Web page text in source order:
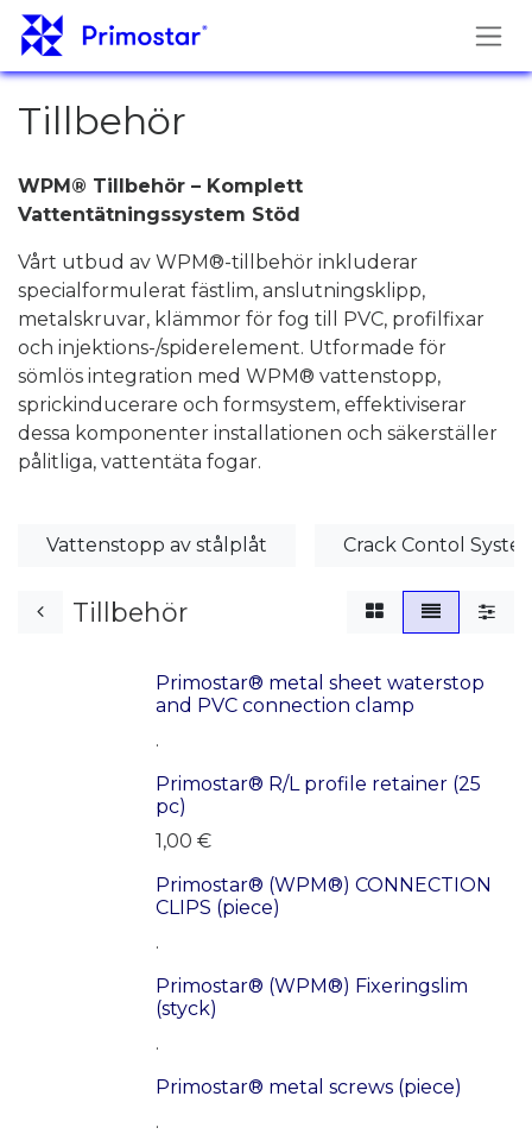
Hoppa till innehåll
Tillbehör
WPM® Tillbehör – Komplett
Vattentätningssystem Stöd
Vårt utbud av WPM®-tillbehör inkluderar
specialformulerat fästlim, anslutningsklipp,
metalskruvar, klämmor för fog till PVC, profilfixar
och injektions-/spiderelement. Utformade för
sömlös integration med WPM® vattenstopp,
sprickinducerare och formsystem, effektiviserar
dessa komponenter installationen och säkerställer
pålitliga, vattentäta fogar.
Vattenstopp av stålplåt Crack Contol
Tillbehör
Primostar® metal sheet waterstop
and PVC connection clamp
.
Primostar® R/L profile retainer (25
pc)
1,00 €
Primostar® (WPM®) CONNECTION
CLIPS (piece)
.
Primostar® (WPM®) Fixeringslim
(styck)
.
Primostar® metal screws (piece)
.